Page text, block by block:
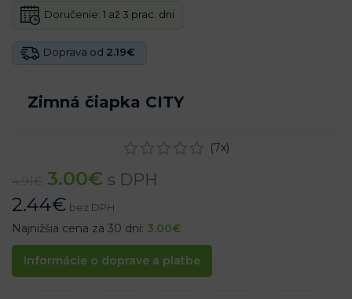
Zimná čiapka CITY
Doprava od 2.19€
Doručenie: 1 až 3 prac. dni
(7x)
3.00€ s DPH
2.44€ bez DPH
Najnižšia cena za 30 dní: 3.00€
Informácie o doprave a platbe